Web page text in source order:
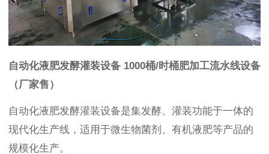
自动化液肥发酵灌装设备 1000桶/时桶肥加工流水线设备
（厂家售）
自动化液肥发酵灌装设备是集发酵、灌装功能于一体的
现代化生产线，适用于微生物菌剂、有机液肥等产品的
规模化生产。